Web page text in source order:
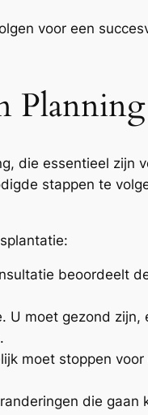
voor een
Planning
die essentieel zijn
stappen te
beoordeelt
moet gezond zijn,
moet stoppen
die gaan